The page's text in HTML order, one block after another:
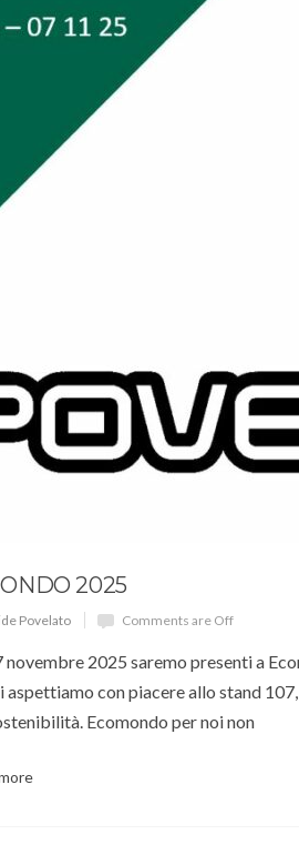
2025
Povelato Comments are Off
novembre 2025 saremo presenti a
aspettiamo con piacere allo stand
Ecomondo per noi non